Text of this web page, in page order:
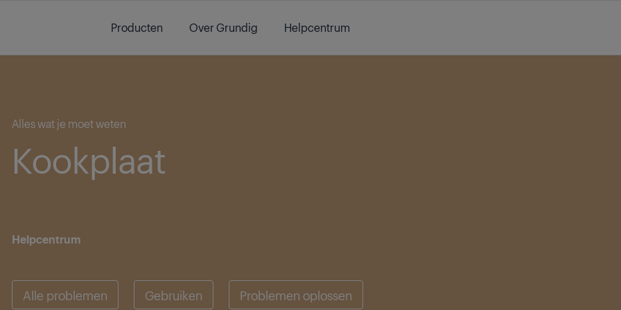
Producten
Over Grundig Helpcentrum
Alles wat je moet weten
Kookplaat
Helpcentrum
Alle problemen Gebruiken Problemen oplossen